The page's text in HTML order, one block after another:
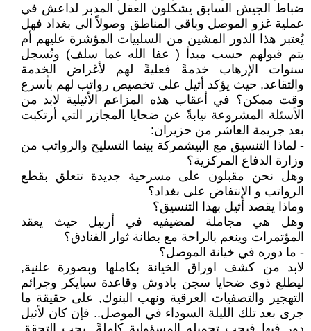
ضباط الجيش السابق يشكلون العقل المدبر لداعش في
عملية غزو الموصل وباقي المناطق وصولاً الى بغداد فهل
يُعتبر هذا الدور المشين من السلبيات المؤشرة عليهم أم
يتم قبولهم حسب مبدأ ( عفا الله عما سلف) وتُسجل
سنوات الإرهاب خدمةً فعليةً لهم لأغراض الخدمة
والتقاعد, حيث يؤكد أثيل على تخصيص رواتب لهم بأسرع
وقت ممكن؟ في أعقاب هذه المزاعم الأثيلية لابد من
الأسئلة المشروعة نيابةً عن ضحايا المجازر التي أرتكبت
بعد جريمة العاشر من حزيران:
- لماذا التنسيق مع البيشمركة بينما التسليح والرواتب من
وزارة الدفاع المركزية؟
وهل نحن مقبلون على مسرحية جديدة تتعلق بقطع
الرواتب و الإنتفاض على بغداد؟
وماذا يقصد أثيل بهذا التنسيق؟
وهل هي مجاملة لمضيفيه في أربيل حيث يعقد
المؤتمرات وينعم بالراحة مع بطانة ثوار الفنادق؟
- ما دوره في خيانة الموصل؟
لابد من كشف اوراق الخيانة بكاملها وبصورة علنية,
ليطلع ذوي ضحايا سجن بادوش وقاعدة سبايكر وجرائم
التهجير والتصفيات العرقية ونهب البنوك, على حقيقة ما
جرى بعد تلك الليلة السوداء في الموصل.. فإن كان لأثيل